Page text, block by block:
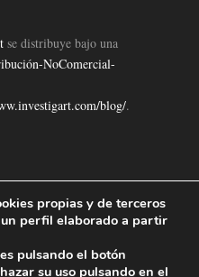
se distribuye bajo una
NoComercial-
blog/.
Legal|Política de Cookies|
|
propias y de terceros
perfil elaborado a partir
pulsando el botón
su uso pulsando en el